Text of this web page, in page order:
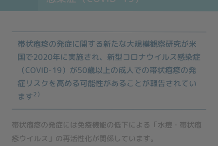
帯状疱疹の発症に関する新たな大規模観察研究が米
国で2020年に実施され、新型コロナウイルス感染症
（COVID-19）が50歳以上の成人での帯状疱疹の発
症リスクを高める可能性があることが報告されてい
ます2）
帯状疱疹の発症には免疫機能の低下による「水痘・帯状疱
疹ウイルス」の再活性化が関係しています。